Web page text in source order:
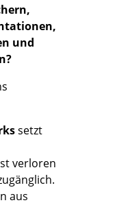
und
setzt
verloren
aus